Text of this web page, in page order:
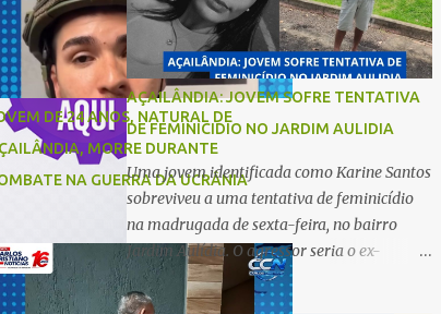
DE 24 ANOS, NATURAL DE
MORRE DURANTE
NA GUERRA DA UCRÂNIA
AÇAILÂNDIA: JOVEM SOFRE TENTATIVA
DE FEMINICIDIO NO JARDIM AULIDIA
Uma jovem identificada como Karine Santos
sobreviveu a uma tentativa de feminicídio
na madrugada de sexta-feira, no bairro
Jardim Aulídia. O agressor seria o ex-
companheiro, com quem manteve um
relacionamento de quase três anos e com